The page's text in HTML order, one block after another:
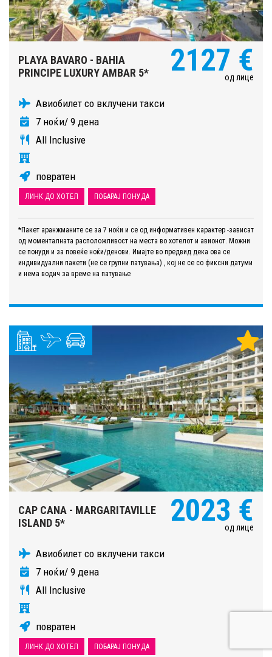
PLAYA BAVARO - BAHIA
PRINCIPE LUXURY AMBAR 5*
2127 €
од лице
Авиобилет со вклучени такси
7 ноќи/ 9 дена
All Inclusive
повратен
ЛИНК ДО ХОТЕЛ ПОБАРАЈ ПОНУДА
*Пакет аранжманите се за 7 ноќи и се од информативен карактер -зависат
од моменталната расположливост на места во хотелот и авионот. Можни
се понуди и за повеќе ноќи/денови. Имајте во предвид дека ова се
индивидуални пакети (не се групни патувања) , кој не се со фиксни датуми
и нема водич за време на патување
CAP CANA - MARGARITAVILLE
ISLAND 5*
2023 €
од лице
Авиобилет со вклучени такси
7 ноќи/ 9 дена
All Inclusive
повратен
ЛИНК ДО ХОТЕЛ ПОБАРАЈ ПОНУДА